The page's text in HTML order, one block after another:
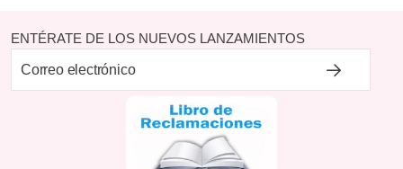
ENTÉRATE DE LOS NUEVOS LANZAMIENTOS